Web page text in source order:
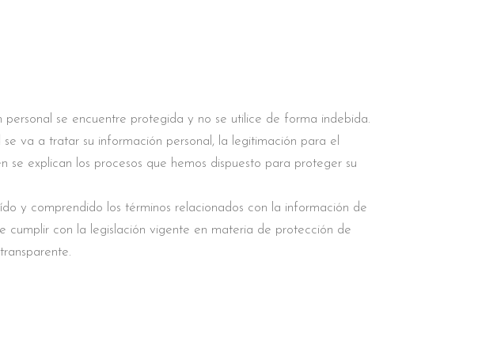
se encuentre protegida y no se utilice de forma indebida.
va a tratar su información personal, la legitimación para el
explican los procesos que hemos dispuesto para proteger su
y comprendido los términos relacionados con la información de
cumplir con la legislación vigente en materia de protección de